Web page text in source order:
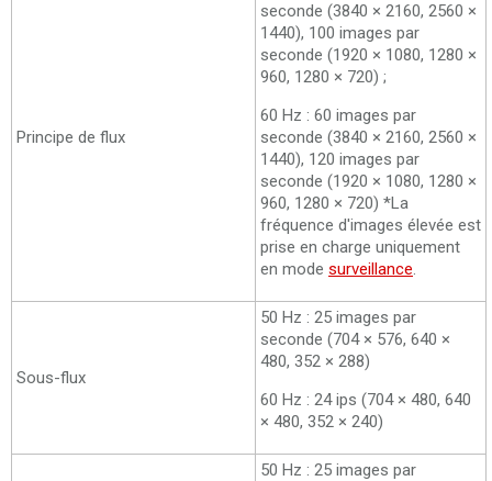
Principe de flux
seconde (3840 × 2160, 2560 ×
1440), 100 images par
seconde (1920 × 1080, 1280 ×
960, 1280 × 720) ;
60 Hz : 60 images par
seconde (3840 × 2160, 2560 ×
1440), 120 images par
seconde (1920 × 1080, 1280 ×
960, 1280 × 720) *La
fréquence d'images élevée est
prise en charge uniquement
en mode surveillance.
Sous-flux
50 Hz : 25 images par
seconde (704 × 576, 640 ×
480, 352 × 288)
60 Hz : 24 ips (704 × 480, 640
× 480, 352 × 240)
50 Hz : 25 images par